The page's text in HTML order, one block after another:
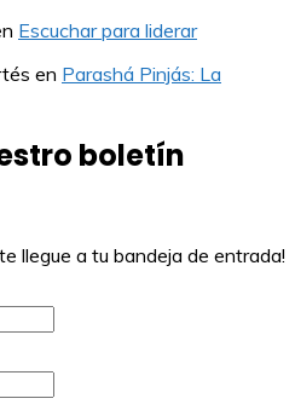
Escuchar para liderar
en Parashá Pinjás: La
boletín
llegue a tu bandeja de entrada!